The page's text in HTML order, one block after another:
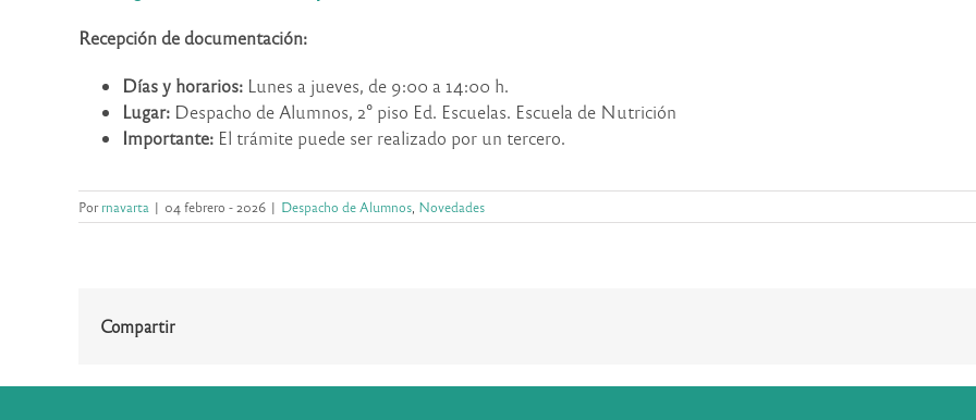
Recepción de documentación:
Días y horarios:Lunes a jueves, de 9:00 a 14:00 h.
Lugar:Despacho de Alumnos, 2° piso Ed. Escuelas. Escuela de Nutrición
Importante:El trámite puede ser realizado por un tercero.
Porrnavarta | 04 febrero - 2026 | Despacho de Alumnos Novedades
Compartir